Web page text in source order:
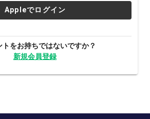
Appleでログイン
トをお持ちではないですか？
新規会員登録